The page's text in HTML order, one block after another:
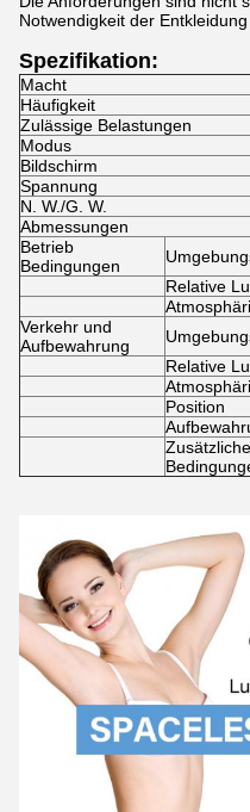
Notwendigkeit der Entkleidung
Spezifikation:
Macht
Häufigkeit
Zulässige Belastungen
Modus
Bildschirm
Spannung
N. W./G. W.
Abmessungen
Betrieb
Bedingungen
Relative
Verkehr und
Aufbewahrung
Relative
Position
Zusätzliche